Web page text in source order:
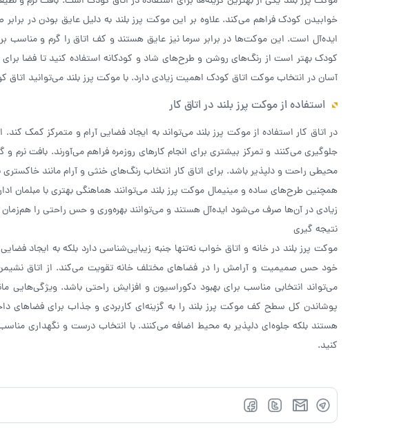
خوابیدن کودک فراهم می‌کند. علاوه بر این موکت پرز بلند به دلیل عایق بودن در
ایده‌آل است. این موکت‌ها در برابر سرما نیز عایق هستند و کف اتاق را گرم و مناسب
کودک بهتر است از رنگ‌های روشن و طرح‌های شاد و کودکانه استفاده کنید تا فضا
آسان در انتخاب موکت اتاق کودک اهمیت زیادی دارد. با موکت پرز بلند می‌توانید اتاق
استفاده از موکت پرز بلند در اتاق کار
در اتاق کار استفاده از موکت پرز بلند می‌تواند به ایجاد فضایی آرام و متمرکز کمک
جلوگیری می‌کنند و تمرکز بیشتری برای انجام کارهای روزمره فراهم می‌آورند. بافت
محیطی راحت و دلپذیر باشد. برای اتاق کار انتخاب رنگ‌های خنثی و آرام مانند
همچنین طرح‌های ساده و مینیمال موکت پرز بلند می‌توانند هماهنگی بهتری با مبلمان
زیادی در آن‌ها صرف می‌شود ایده‌آل هستند و می‌توانند بهره‌وری و حس راحتی را
نتیجه گیری
موکت پرز بلند در خانه و اتاق خواب نه‌تنها جنبه زیبایی‌شناسی دارد بلکه به ایجاد
خود حس صمیمیت و آرامش را در فضاهای مختلف خانه تقویت می‌کند. از اتاق
می‌تواند انتخابی مناسب برای بهبود دکوراسیون و افزایش راحتی باشد. ویژگی‌هایی
پوشاندن کل سطح کف موکت پرز بلند را به گزینه‌ای کاربردی و جذاب برای فضاهای
هستند بلکه جلوه‌ای دلپذیر به محیط اضافه می‌کنند. با انتخاب درست و نگهداری
کنید.